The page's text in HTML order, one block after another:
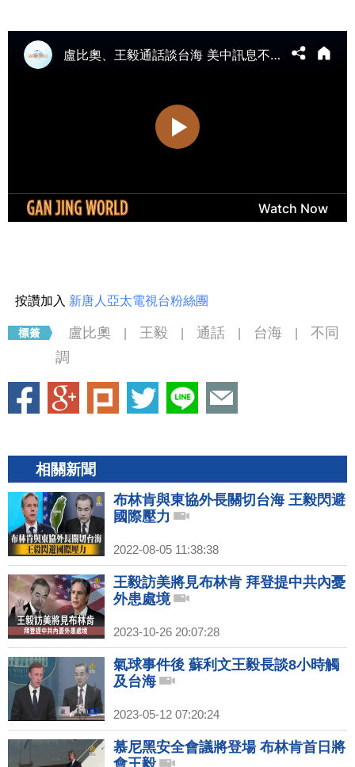
按讚加入 新唐人亞太電視台粉絲團
盧比奧 王毅 通話 台海
不同
調
相關新聞
布林肯與東協外長關切台海 王毅閃避
國際壓力
2022-08-05 11:38:38
王毅訪美將見布林肯 拜登提中共內憂
外患處境
2023-10-26 20:07:28
氣球事件後 蘇利文王毅長談8小時觸
及台海
2023-05-12 07:20:24
慕尼黑安全會議將登場 布林肯首日將
會王毅